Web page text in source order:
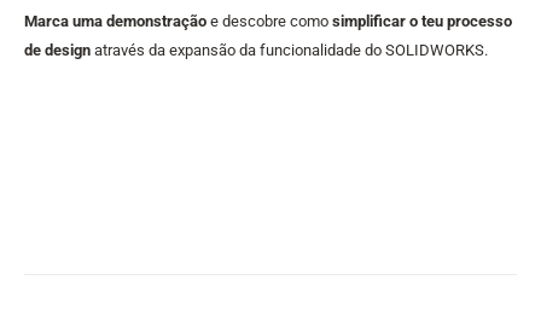
Marca uma demonstração e descobre como simplificar o teu processo
de design através da expansão da funcionalidade do SOLIDWORKS.